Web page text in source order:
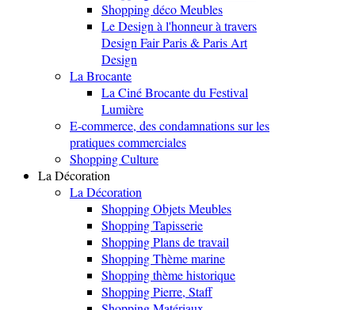
Shopping déco Meubles
Le Design à l'honneur à travers
Design Fair Paris & Paris Art
Design
La Brocante
La Ciné Brocante du Festival
Lumière
E-commerce, des condamnations sur les
pratiques commerciales
Shopping Culture
La Décoration
La Décoration
Shopping Objets Meubles
Shopping Tapisserie
Shopping Plans de travail
Shopping Thème marine
Shopping thème historique
Shopping Pierre, Staff